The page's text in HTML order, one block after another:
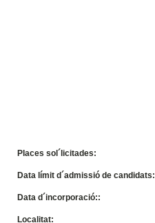
Places sol´licitades:
Data límit d´admissió de candidats:
Data d´incorporació::
Localitat: